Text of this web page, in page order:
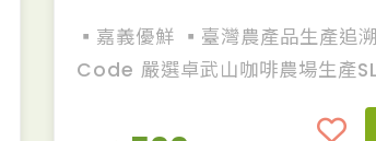
▪️嘉義優鮮 ▪️臺灣農產品生產追溯QR
Code 嚴選卓武山咖啡農場生產
水洗咖啡豆，攜帶方便、沖煮簡
啡從種植到銷售皆出自自家農場，